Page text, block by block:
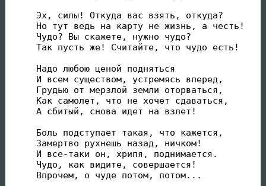
Эх, силы! Откуда вас взять, откуда?
Но тут ведь на карту не жизнь, а честь!
Чудо? Вы скажете, нужно чудо?
Так пусть же! Считайте, что чудо есть!
Надо любою ценой подняться
И всем существом, устремясь вперед,
Грудью от мерзлой земли оторваться,
Как самолет, что не хочет сдаваться,
А сбитый, снова идет на взлет!
Боль подступает такая, что кажется,
Замертво рухнешь назад, ничком!
И все-таки он, хрипя, поднимается.
Чудо, как видите, совершается!
Впрочем, о чуде потом, потом...